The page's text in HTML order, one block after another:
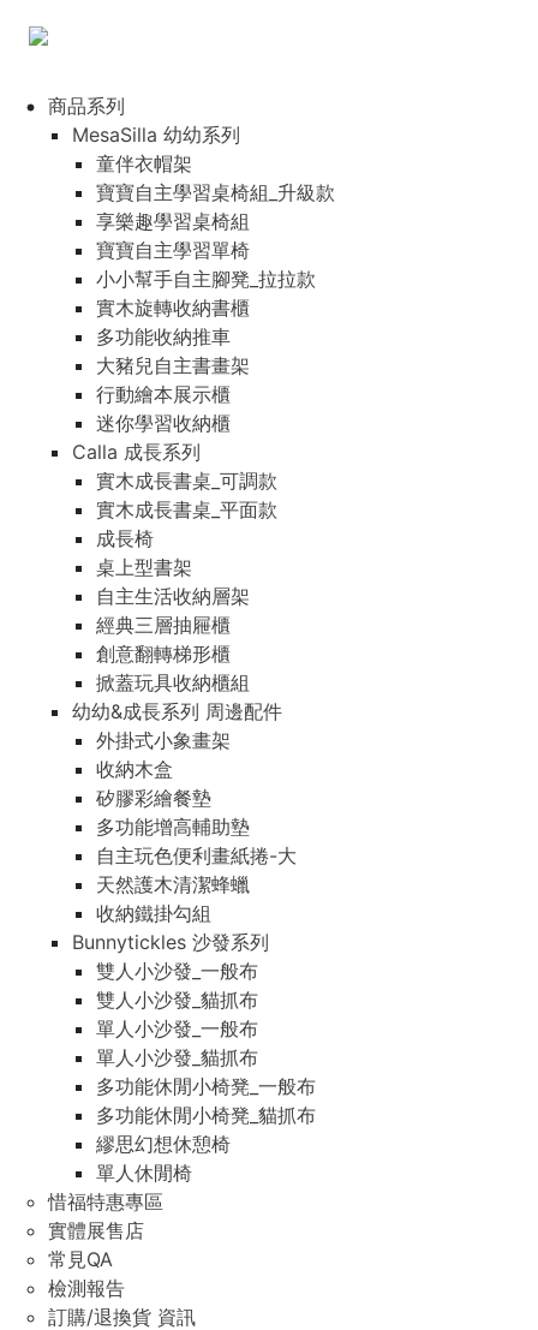
商品系列
MesaSilla 幼幼系列
童伴衣帽架
寶寶自主學習桌椅組_升級款
享樂趣學習桌椅組
寶寶自主學習單椅
小小幫手自主腳凳_拉拉款
實木旋轉收納書櫃
多功能收納推車
大豬兒自主書畫架
行動繪本展示櫃
迷你學習收納櫃
Calla 成長系列
實木成長書桌_可調款
實木成長書桌_平面款
成長椅
桌上型書架
自主生活收納層架
經典三層抽屜櫃
創意翻轉梯形櫃
掀蓋玩具收納櫃組
幼幼&成長系列 周邊配件
外掛式小象畫架
收納木盒
矽膠彩繪餐墊
多功能增高輔助墊
自主玩色便利畫紙捲-大
天然護木清潔蜂蠟
收納鐵掛勾組
Bunnytickles 沙發系列
雙人小沙發_一般布
雙人小沙發_貓抓布
單人小沙發_一般布
單人小沙發_貓抓布
多功能休閒小椅凳_一般布
多功能休閒小椅凳_貓抓布
繆思幻想休憩椅
單人休閒椅
惜福特惠專區
實體展售店
常見QA
檢測報告
訂購/退換貨 資訊